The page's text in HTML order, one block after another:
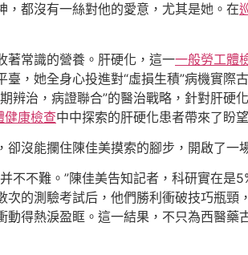
，都沒有一絲對他的愛意，尤其是她。在
著常識的營養。肝硬化，這一一般勞工體
，她全身心投進對“虛損生積”病機實際
治，病證聯合”的醫治戰略，針對肝硬
健康檢查中中探索的肝硬化患者帶來了盼
沒能攔住陳佳美摸索的腳步，開啟了一
不不難。”陳佳美告知記者，科研實在是
的測驗考試后，他們勝利衝破技巧瓶頸，
得熱淚盈眶。這一結果，不只為西醫